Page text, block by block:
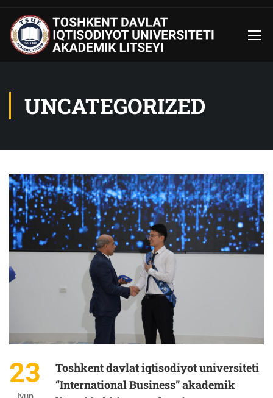
UNCATEGORIZED
23
Toshkent davlat iqtisodiyot universiteti
“International Business” akademik